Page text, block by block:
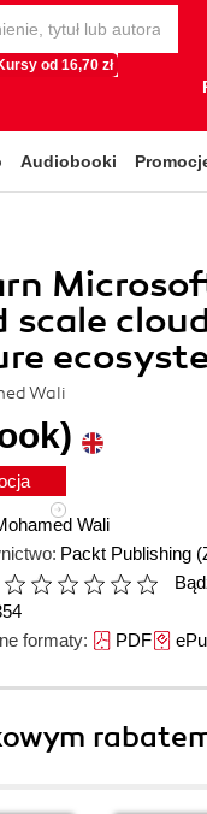
od 16,70 zł
Audiobooki
scale
Wali
Wali
Packt Publishing
formaty: PDF